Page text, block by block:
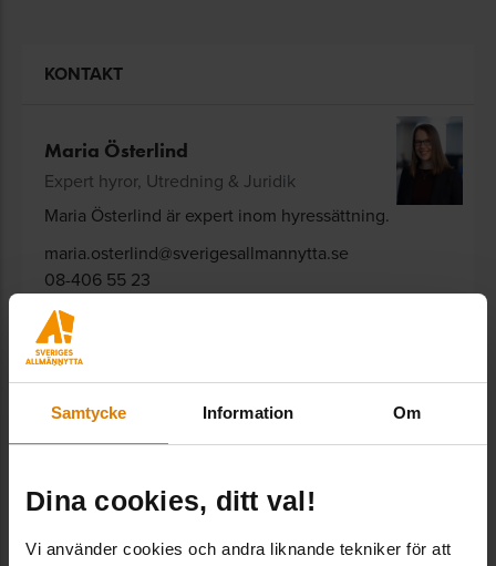
Samtycke Information Om
Dina cookies, ditt val!
Vi använder cookies och andra liknande tekniker för att
KONTAKT
Maria Österlind
Expert hyror, Utredning & Juridik
Maria Österlind är expert inom hyressättning.
maria.osterlind@sverigesallmannytta.se
08-406 55 23